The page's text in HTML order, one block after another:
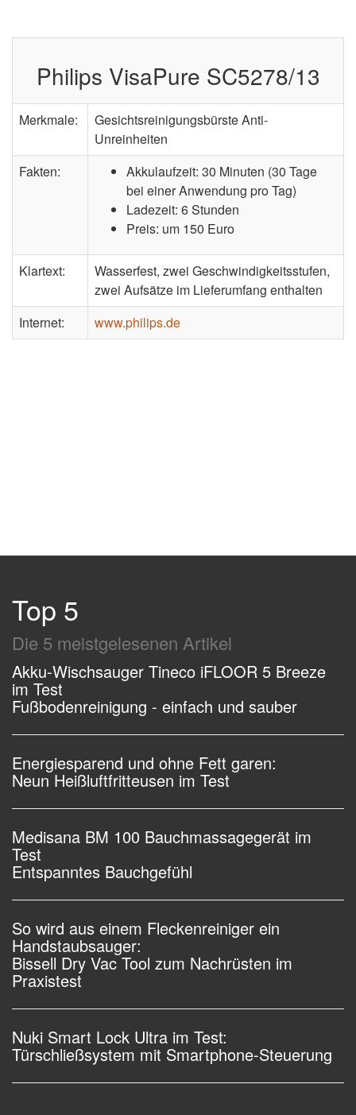
Philips VisaPure SC5278/13
Merkmale:
Gesichtsreinigungsbürste Anti-
Unreinheiten
Fakten:
Akkulaufzeit: 30 Minuten (30 Tage
bei einer Anwendung pro Tag)
Ladezeit: 6 Stunden
Preis: um 150 Euro
Klartext:
Wasserfest, zwei Geschwindigkeitsstufen,
zwei Aufsätze im Lieferumfang enthalten
Internet:
www.philips.de
Top 5
Die 5 meistgelesenen Artikel
Akku-Wischsauger Tineco iFLOOR 5 Breeze
im Test
Fußbodenreinigung - einfach und sauber
Energiesparend und ohne Fett garen:
Neun Heißluftfritteusen im Test
Medisana BM 100 Bauchmassagegerät im
Test
Entspanntes Bauchgefühl
So wird aus einem Fleckenreiniger ein
Handstaubsauger:
Bissell Dry Vac Tool zum Nachrüsten im
Praxistest
Nuki Smart Lock Ultra im Test:
Türschließsystem mit Smartphone-Steuerung